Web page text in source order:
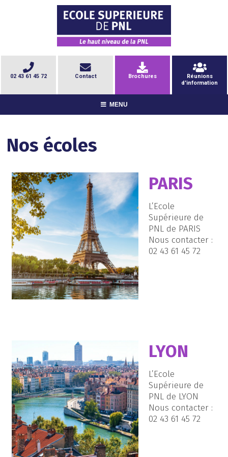
Réunions
d'information
Brochures
Contact
02 43 61 45 72
MENU
Nos écoles
PARIS
L’Ecole
Supérieure de
PNL de PARIS
Nous contacter :
02 43 61 45 72
LYON
L’Ecole
Supérieure de
PNL de LYON
Nous contacter :
02 43 61 45 72